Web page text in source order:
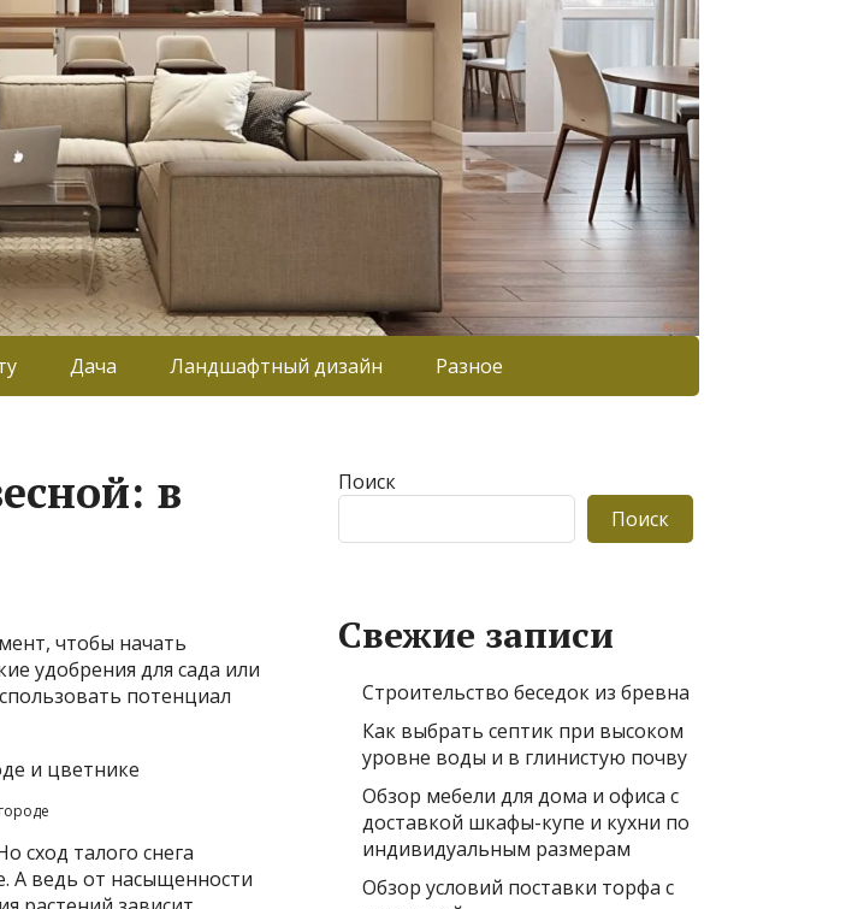
Дача Ландшафтный дизайн Разное
в
чтобы начать
удобрения для сада или
потенциал
сход талого снега
А ведь от насыщенности
Поиск
Поиск
Свежие записи
Строительство беседок из бревна
Как выбрать септик при высоком
уровне воды и в глинистую почву
Обзор мебели для дома и офиса с
доставкой шкафы-купе и кухни по
индивидуальным размерам
Обзор условий поставки торфа с